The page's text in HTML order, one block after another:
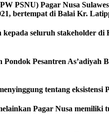
PSNU) Pagar Nusa
bertempat di Balai Kr.
seluruh stakeholder
Pesantren As’adiyah
tentang eksistensi
Pagar Nusa